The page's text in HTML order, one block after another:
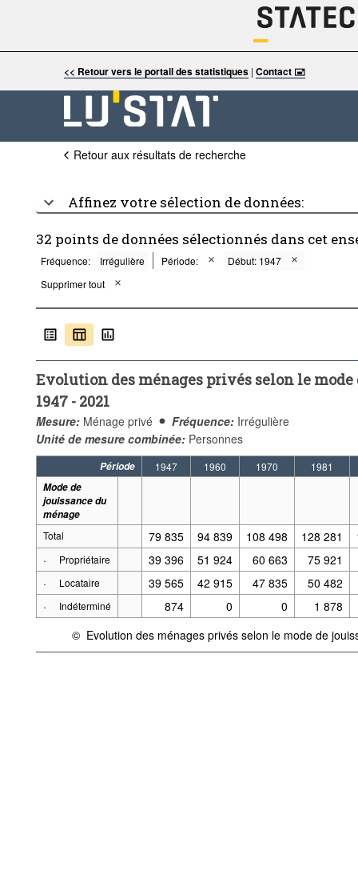
<< Retour vers le portail des statistiques |Contact 🖃
Retour aux résultats de recherche
Affinez votre sélection de données:
32 points de données sélectionnés dans cet
Fréquence: Irrégulière Période:
Début: 1947
Supprimer tout
Evolution des ménages privés selon le
1947 - 2021
Mesure: Ménage privé Fréquence: Irrégulière
Unité de mesure combinée: Personnes
Période 1947 1960 1970
1981
Mode de
jouissance du
ménage
Total
79 835 94 839 108 498 128 281
·
Propriétaire 39 396 51 924 60 663
75 921
·
Locataire 39 565 42 915 47 835
50 482
·
Indéterminé 874 0 0
1 878
©
{link} Conditions d'utilisation
Evolution des ménages privés selon le mode de